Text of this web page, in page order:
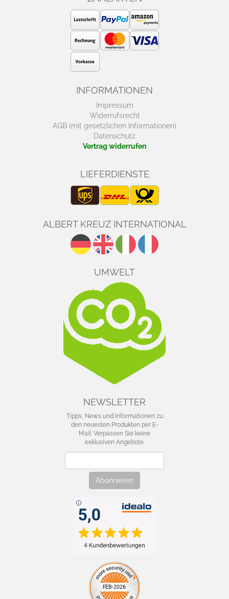
INFORMATIONEN
Impressum
Widerrufsrecht
AGB (mit gesetzlichen Informationen)
Datenschutz
Vertrag widerrufen
LIEFERDIENSTE
ALBERT KREUZ INTERNATIONAL
UMWELT
NEWSLETTER
Tipps, News und Informationen zu
den neuesten Produkten per E-
Mail. Verpassen Sie keine
exklusiven Angebote.
Abonnieren